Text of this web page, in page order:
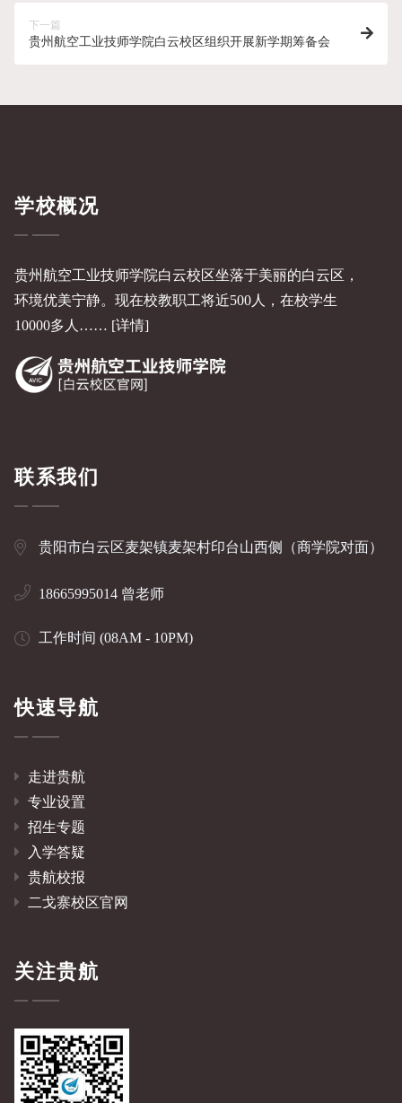
下一篇
贵州航空工业技师学院白云校区组织开展新学期筹备会
学校概况
贵州航空工业技师学院白云校区坐落于美丽的白云区，
环境优美宁静。现在校教职工将近500人，在校学生
10000多人…… [详情]
联系我们
贵阳市白云区麦架镇麦架村印台山西侧（商学院对面）
18665995014 曾老师
工作时间 (08AM - 10PM)
快速导航
走进贵航
专业设置
招生专题
入学答疑
贵航校报
二戈寨校区官网
关注贵航